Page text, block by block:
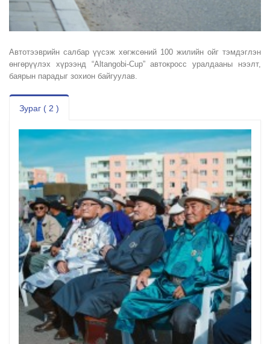
Автотээврийн салбар үүсэж хөгжсөний 100 жилийн ойг тэмдэглэн
өнгөрүүлэх хүрээнд “Altangobi-Cup” автокросс уралдааны нээлт,
баярын парадыг зохион байгуулав.
Зураг ( 2 )